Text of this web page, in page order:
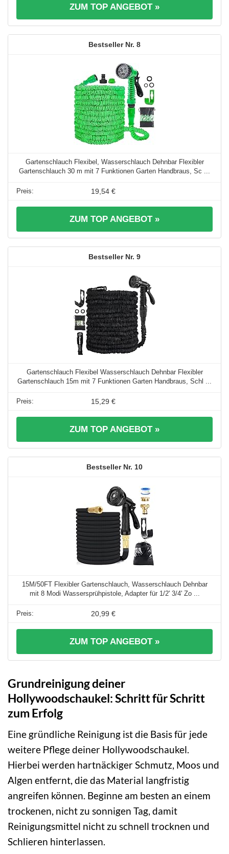
ZUM TOP ANGEBOT »
8
Gartenschlauch Flexibel, Wasserschlauch Dehnbar Flexibler
Gartenschlauch 30 m mit 7 Funktionen Garten Handbraus, Sc ...
19,54 €
ZUM TOP ANGEBOT »
9
Gartenschlauch Flexibel Wasserschlauch Dehnbar Flexibler
Gartenschlauch 15m mit 7 Funktionen Garten Handbraus, Schl ...
15,29 €
ZUM TOP ANGEBOT »
10
15M/50FT Flexibler Gartenschlauch, Wasserschlauch Dehnbar
mit 8 Modi Wassersprühpistole, Adapter für 1/2' 3/4' Zo ...
20,99 €
ZUM TOP ANGEBOT »
Grundreinigung deiner
Hollywoodschaukel: Schritt für Schritt
zum Erfolg
Eine gründliche Reinigung ist die Basis für jede
weitere Pflege deiner Hollywoodschaukel.
Hierbei werden hartnäckiger Schmutz, Moos und
Algen entfernt, die das Material langfristig
angreifen können. Beginne am besten an einem
trockenen, nicht zu sonnigen Tag, damit
Reinigungsmittel nicht zu schnell trocknen und
Schlieren hinterlassen.